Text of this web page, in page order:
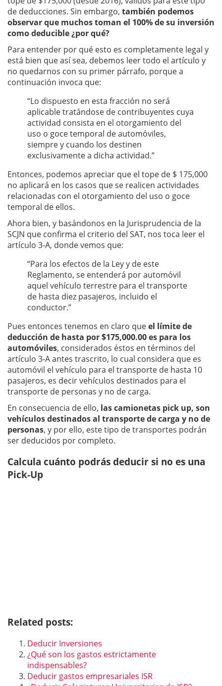
de deducciones. Sin embargo, también podemos
observar que muchos toman el 100% de su inversión
como deducible ¿por qué?
Para entender por qué esto es completamente legal y
está bien que así sea, debemos leer todo el artículo y
no quedarnos con su primer párrafo, porque a
continuación invoca que:
“Lo dispuesto en esta fracción no será
aplicable tratándose de contribuyentes cuya
actividad consista en el otorgamiento del
uso o goce temporal de automóviles,
siempre y cuando los destinen
exclusivamente a dicha actividad.”
Entonces, podemos apreciar que el tope de $ 175,000
no aplicará en los casos que se realicen actividades
relacionadas con el otorgamiento del uso o goce
temporal de ellos.
Ahora bien, y basándonos en la Jurisprudencia de la
SCJN que confirma el criterio del SAT, nos toca leer el
artículo 3-A, donde vemos que:
“Para los efectos de la Ley y de este
Reglamento, se entenderá por automóvil
aquel vehículo terrestre para el transporte
de hasta diez pasajeros, incluido el
conductor.”
Pues entonces tenemos en claro queel límite de
deducción de hasta por $175,000.00 es para los
automóviles, considerados éstos en términos del
artículo 3-A antes trascrito, lo cual considera que es
automóvil el vehículo para el transporte de hasta 10
pasajeros, es decir vehículos destinados para el
transporte de personas y no de carga.
En consecuencia de ello, las camionetas pick up, son
vehículos destinados al transporte de carga y no de
personas, y por ello, este tipo de transportes podrán
ser deducidos por completo.
Calcula cuánto podrás deducir si no es una
Pick-Up
Related posts:
Deducir Inversiones
¿Qué son los gastos estrictamente
indispensables?
Deducir gastos empresariales ISR